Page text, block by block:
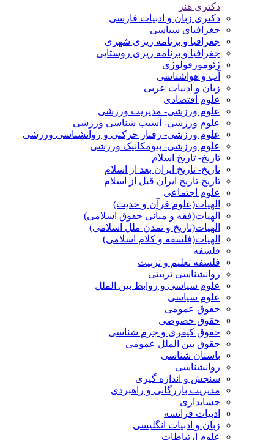
دکتری هنر
دکتری زبان و ادبیات فارسی
جغرافیای سیاسی
جغرافیا و برنامه ریزی شهری
جغرافیا و برنامه ریزی روستایی
ژئومورفولوژی
آب و هواشناسی
زبان و ادبیات عربی
علوم اقتصادی
علوم ورزشی- مدیریت ورزشی
علوم ورزشی- آسیب شناسی ورزشی
علوم ورزشی- رفتار حرکتی و روانشناسی ورزشی
علوم ورزشی- بیومکانیک ورزشی
تاریخ- تاریخ اسلام
تاریخ- تاریخ ایران بعد از اسلام
تاریخ-تاریخ ایران قبل از اسلام
علوم اجتماعی
الهیات(علوم قرآن و حدیث)
الهیات(فقه و مبانی حقوق اسلامی)
الهیات(تاریخ و تمدن ملل اسلامی)
الهیات(فلسفه و کلام اسلامی)
فلسفه
فلسفه تعلیم و تربیت
روانشناسی تربیتی
علوم سیاسی و روابط بین الملل
علوم سیاسی
حقوق عمومی
حقوق خصوصی
حقوق کیفری و جرم شناسی
حقوق بین الملل عمومی
باستان شناسی
روانشناسی
سنجش و اندازه گیری
مدیریت بازرگانی و راهبردی
حسابداری
ادبیات فرانسه
زبان و ادبیات انگلیسی
علوم ارتباطات